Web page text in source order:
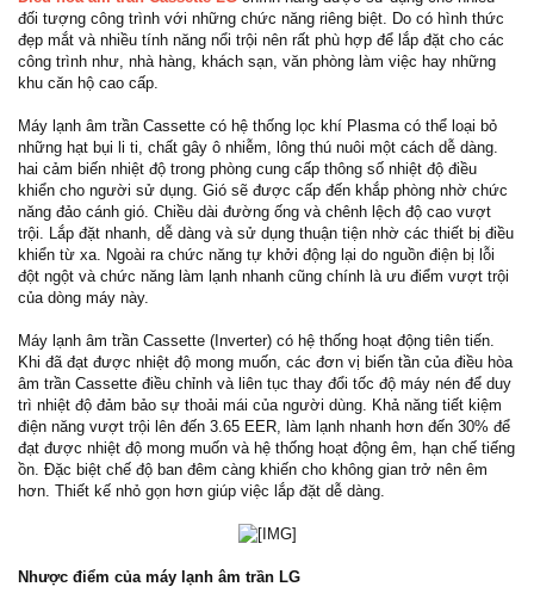
đối tượng công trình với những chức năng riêng biệt. Do có hình thức
đẹp mắt và nhiều tính năng nổi trội nên rất phù hợp để lắp đặt cho các
công trình như, nhà hàng, khách sạn, văn phòng làm việc hay những
khu căn hộ cao cấp.
Máy lạnh âm trần Cassette có hệ thống lọc khí Plasma có thể loại bỏ
những hạt bụi li ti, chất gây ô nhiễm, lông thú nuôi một cách dễ dàng.
hai cảm biến nhiệt độ trong phòng cung cấp thông số nhiệt độ điều
khiển cho người sử dụng. Gió sẽ được cấp đến khắp phòng nhờ chức
năng đảo cánh gió. Chiều dài đường ống và chênh lệch độ cao vượt
trội. Lắp đặt nhanh, dễ dàng và sử dụng thuận tiện nhờ các thiết bị điều
khiển từ xa. Ngoài ra chức năng tự khởi động lại do nguồn điện bị lỗi
đột ngột và chức năng làm lạnh nhanh cũng chính là ưu điểm vượt trội
của dòng máy này.
Máy lạnh âm trần Cassette (Inverter) có hệ thống hoạt động tiên tiến.
Khi đã đạt được nhiệt độ mong muốn, các đơn vị biến tần của điều hòa
âm trần Cassette điều chỉnh và liên tục thay đổi tốc độ máy nén để duy
trì nhiệt độ đảm bảo sự thoải mái của người dùng. Khả năng tiết kiệm
điện năng vượt trội lên đến 3.65 EER, làm lạnh nhanh hơn đến 30% để
đạt được nhiệt độ mong muốn và hệ thống hoạt động êm, hạn chế tiếng
ồn. Đặc biệt chế độ ban đêm càng khiến cho không gian trở nên êm
hơn. Thiết kế nhỏ gọn hơn giúp việc lắp đặt dễ dàng.
Nhược điểm của máy lạnh âm trần LG